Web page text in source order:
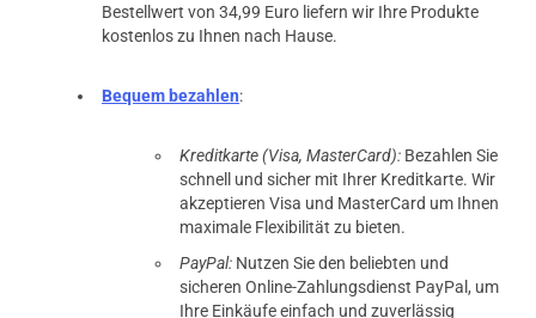
Bestellwert von 34,99 Euro liefern wir Ihre Produkte
kostenlos zu Ihnen nach Hause.
Bequem bezahlen:
Kreditkarte (Visa, MasterCard): Bezahlen Sie
schnell und sicher mit Ihrer Kreditkarte. Wir
akzeptieren Visa und MasterCard um Ihnen
maximale Flexibilität zu bieten.
PayPal: Nutzen Sie den beliebten und
sicheren Online-Zahlungsdienst PayPal, um
Ihre Einkäufe einfach und zuverlässig